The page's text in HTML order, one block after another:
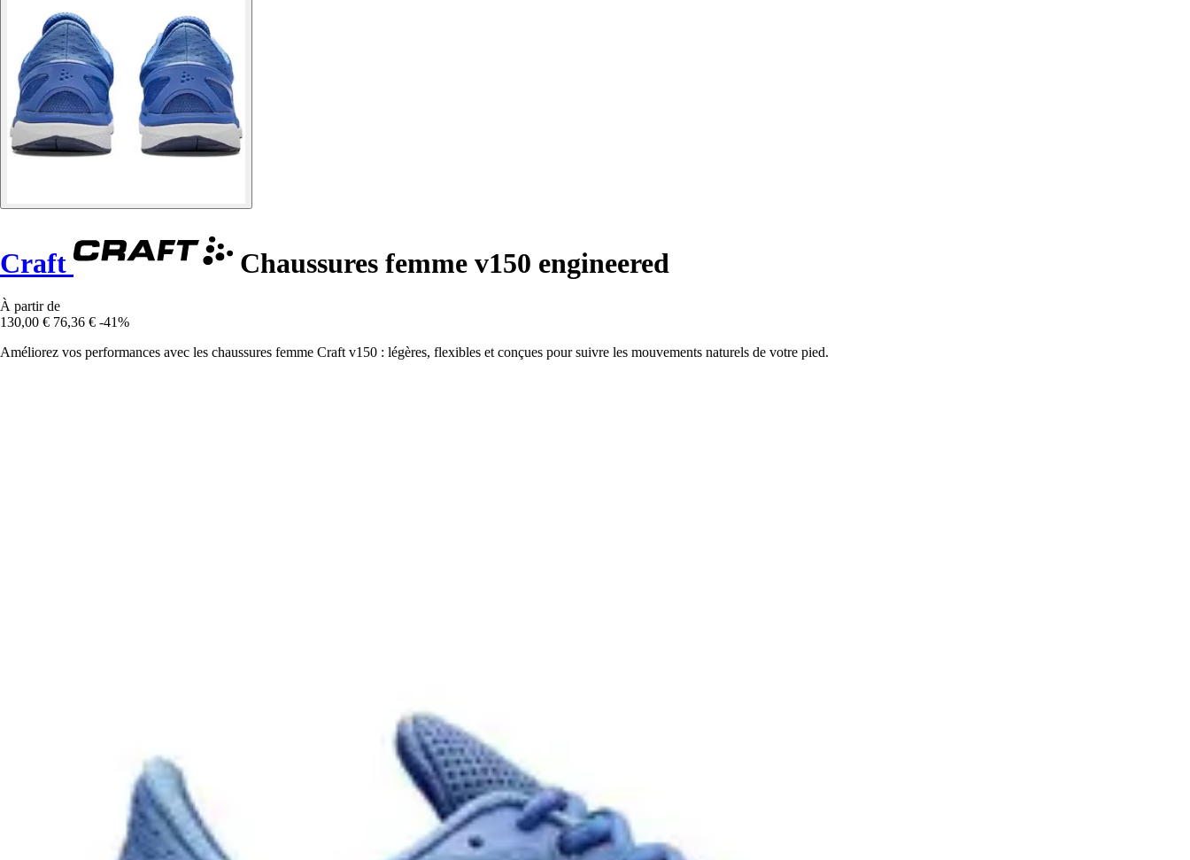
Craft Chaussures femme v150 engineered
À partir de
130,00 € 76,36 € -41%
Améliorez vos performances avec les chaussures femme Craft v150 : légères, flexibles et conçues pour suivre les mouvements naturels de votre pied.